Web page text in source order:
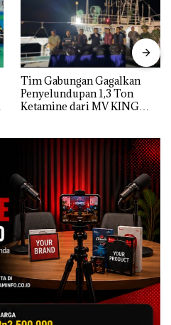
Tim Gabungan Gagalkan
Penyelundupan 1,3 Ton
Ketamine dari MV KING